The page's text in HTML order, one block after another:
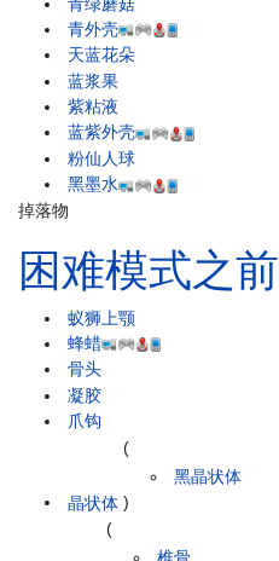
青外壳
天蓝花朵
蓝浆果
紫粘液
蓝紫外壳
粉仙人球
黑墨水
掉落物
困难模式之前
蚁狮上颚
蜂蜡
骨头
凝胶
爪钩
晶状体
(
黑晶状体
)
(
椎骨